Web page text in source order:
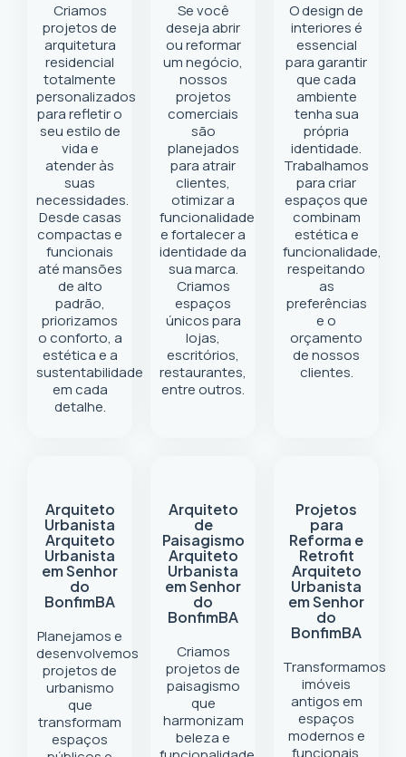
Criamos
projetos de
arquitetura
residencial
totalmente
personalizados
para refletir o
seu estilo de
vida e
atender às
suas
necessidades.
Desde casas
compactas e
funcionais
até mansões
de alto
padrão,
priorizamos
o conforto, a
estética e a
sustentabilidade
em cada
detalhe.
Se você
deseja abrir
ou reformar
um negócio,
nossos
projetos
comerciais
são
planejados
para atrair
clientes,
otimizar a
funcionalidade
e fortalecer a
identidade da
sua marca.
Criamos
espaços
únicos para
lojas,
escritórios,
restaurantes,
entre outros.
O design de
interiores é
essencial
para garantir
que cada
ambiente
tenha sua
própria
identidade.
Trabalhamos
para criar
espaços que
combinam
estética e
funcionalidade,
respeitando
as
preferências
e o
orçamento
de nossos
clientes.
Arquiteto
Urbanista
Arquiteto
Urbanista
em Senhor
do
BonfimBA
Planejamos e
desenvolvemos
projetos de
urbanismo
que
transformam
espaços
Arquiteto
de
Paisagismo
Arquiteto
Urbanista
em Senhor
do
BonfimBA
Criamos
projetos de
paisagismo
que
harmonizam
beleza e
Projetos
para
Reforma e
Retrofit
Arquiteto
Urbanista
em Senhor
do
BonfimBA
Transformamos
imóveis
antigos em
espaços
modernos e
funcionais.